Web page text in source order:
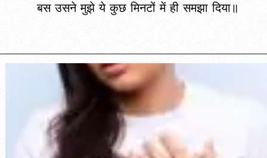
बस उसने मुझे ये कुछ मिनटों में ही समझा दिया॥